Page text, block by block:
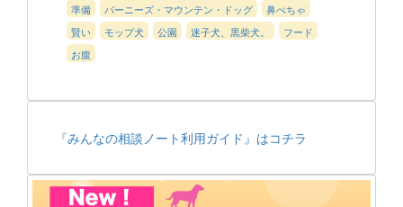
準備
バーニーズ・マウンテン・ドッグ
鼻ぺちゃ
賢い
モップ犬 公園 迷子犬、黒柴犬。
フード
お腹
『みんなの相談ノート利用ガイド』はコチラ